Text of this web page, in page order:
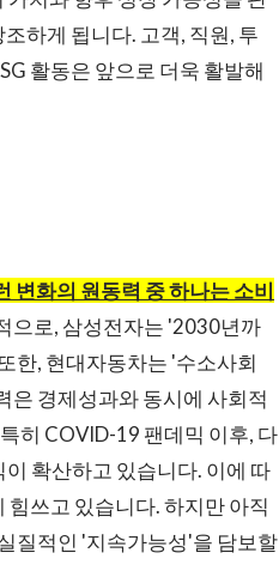
하게 됩니다. 고객, 직원, 투
활동은 앞으로 더욱 활발해
변화의 원동력 중 하나는 소비
으로, 삼성전자는 '2030년까
한, 현대자동차는 '수소사회
은 경제성과와 동시에 사회적
히 COVID-19 팬데믹 이후, 다
확산하고 있습니다. 이에 따
힘쓰고 있습니다. 하지만 아직
질적인 '지속가능성'을 담보할